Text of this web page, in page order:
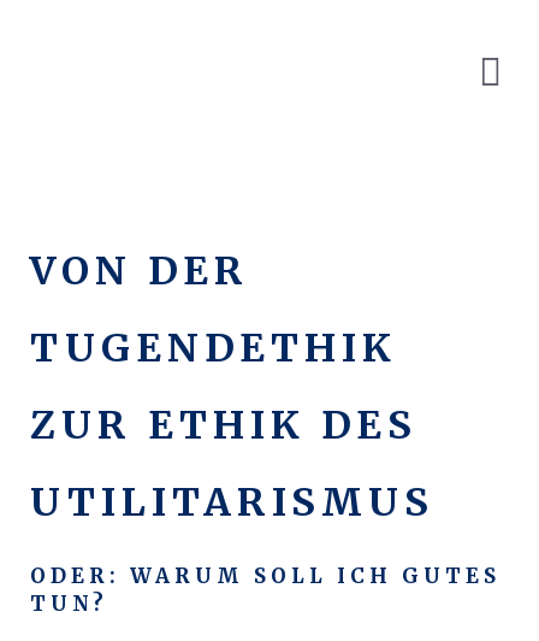
VON DER
TUGENDETHIK
ZUR ETHIK DES
UTILITARISMUS
ODER: WARUM SOLL ICH GUTES
TUN?